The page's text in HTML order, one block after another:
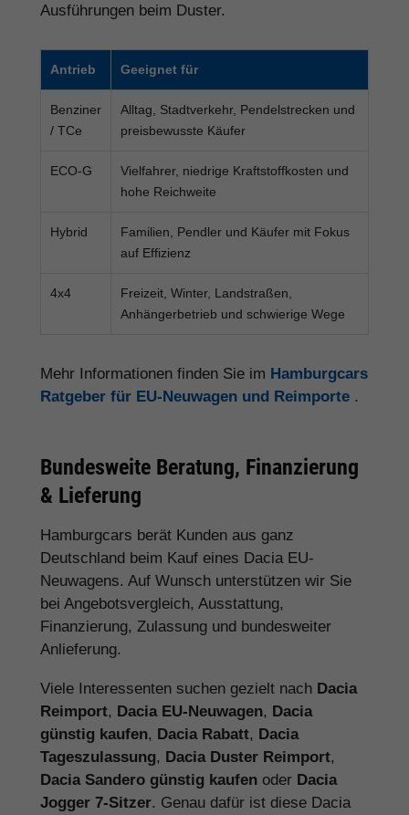
Ausführungen beim Duster.
Antrieb Geeignet für
Benziner
/ TCe
Alltag, Stadtverkehr, Pendelstrecken und
preisbewusste Käufer
ECO-G
Vielfahrer, niedrige Kraftstoffkosten und
hohe Reichweite
Hybrid
Familien, Pendler und Käufer mit Fokus
auf Effizienz
4x4
Freizeit, Winter, Landstraßen,
Anhängerbetrieb und schwierige Wege
Mehr Informationen finden Sie im Hamburgcars
Ratgeber für EU-Neuwagen und Reimporte .
Bundesweite Beratung, Finanzierung
& Lieferung
Hamburgcars berät Kunden aus ganz
Deutschland beim Kauf eines Dacia EU-
Neuwagens. Auf Wunsch unterstützen wir Sie
bei Angebotsvergleich, Ausstattung,
Finanzierung, Zulassung und bundesweiter
Anlieferung.
Viele Interessenten suchen gezielt nach Dacia
Reimport, Dacia EU-Neuwagen, Dacia
günstig kaufen, Dacia Rabatt, Dacia
Tageszulassung, Dacia Duster Reimport,
Dacia Sandero günstig kaufen oder Dacia
Jogger 7-Sitzer. Genau dafür ist diese Dacia